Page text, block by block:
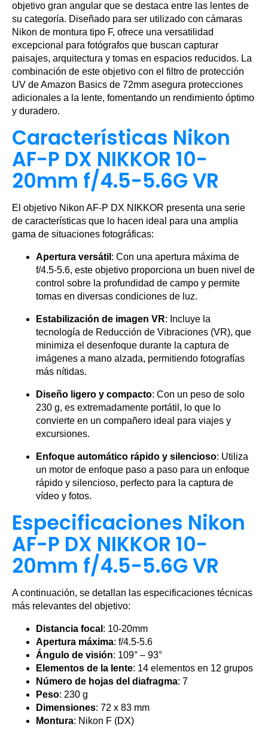
objetivo gran angular que se destaca entre las lentes de
su categoría. Diseñado para ser utilizado con cámaras
Nikon de montura tipo F, ofrece una versatilidad
excepcional para fotógrafos que buscan capturar
paisajes, arquitectura y tomas en espacios reducidos. La
combinación de este objetivo con el filtro de protección
UV de Amazon Basics de 72mm asegura protecciones
adicionales a la lente, fomentando un rendimiento óptimo
y duradero.
Características Nikon
AF-P DX NIKKOR 10-
20mm f/4.5-5.6G VR
El objetivo Nikon AF-P DX NIKKOR presenta una serie
de características que lo hacen ideal para una amplia
gama de situaciones fotográficas:
Apertura versátil : Con una apertura máxima de
f/4.5-5.6, este objetivo proporciona un buen nivel de
control sobre la profundidad de campo y permite
tomas en diversas condiciones de luz.
Estabilización de imagen VR: Incluye la
tecnología de Reducción de Vibraciones (VR), que
minimiza el desenfoque durante la captura de
imágenes a mano alzada, permitiendo fotografías
más nítidas.
Diseño ligero y compacto: Con un peso de solo
230 g, es extremadamente portátil, lo que lo
convierte en un compañero ideal para viajes y
excursiones.
Enfoque automático rápido y silencioso: Utiliza
un motor de enfoque paso a paso para un enfoque
rápido y silencioso, perfecto para la captura de
vídeo y fotos.
Especificaciones Nikon
AF-P DX NIKKOR 10-
20mm f/4.5-5.6G VR
A continuación, se detallan las especificaciones técnicas
más relevantes del objetivo:
Distancia focal : 10-20mm
Apertura máxima: f/4.5-5.6
Ángulo de visión: 109° – 93°
Elementos de la lente: 14 elementos en 12 grupos
Número de hojas del diafragma: 7
Peso: 230 g
Dimensiones: 72 x 83 mm
Montura: Nikon F (DX)